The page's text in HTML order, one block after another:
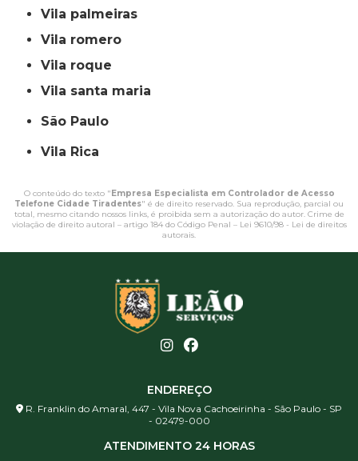
vila palmeiras
vila romero
vila roque
vila santa maria
São Paulo
Vila Rica
O conteúdo do texto " Empresa Especialista em Controlador de Acesso
Telefone Cidade Tiradentes" é de direito reservado. Sua reprodução, parcial ou
total, mesmo citando nossos links, é proibida sem a autorização do autor. Crime de
violação de direito autoral – artigo 184 do Código Penal – Lei 9610/98 - Lei de direitos
autorais.
ENDEREÇO
R. Franklin do Amaral, 447 - Vila Nova Cachoeirinha - São Paulo - SP
- 02479-000
ATENDIMENTO 24 HORAS